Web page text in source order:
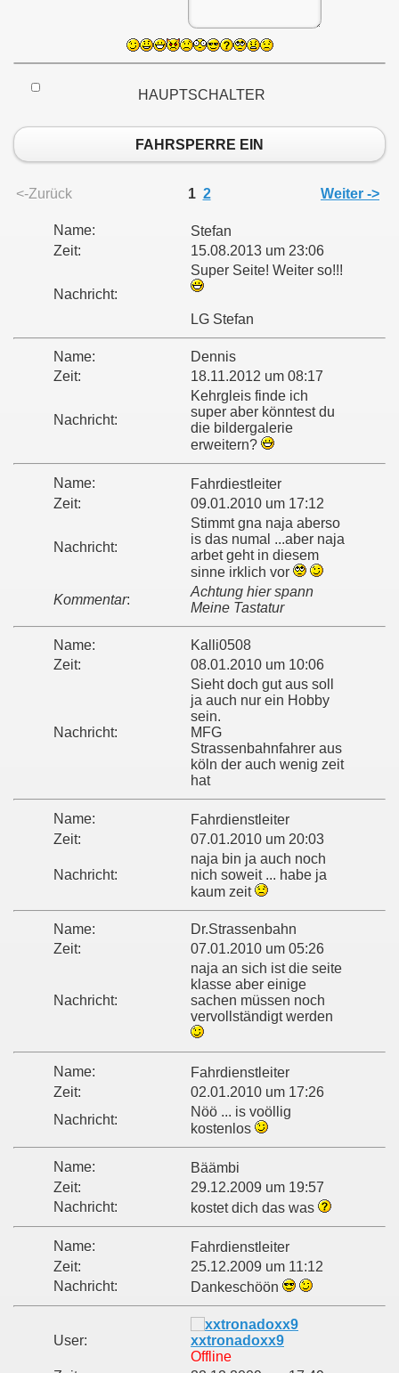
HAUPTSCHALTER
FAHRSPERRE EIN
<-Zurück 1 2 Weiter ->
Name:
Stefan
Zeit:
15.08.2013 um 23:06
Nachricht:
Super Seite! Weiter so!!!
LG Stefan
Name:
Dennis
Zeit:
18.11.2012 um 08:17
Nachricht:
Kehrgleis finde ich
super aber könntest du
die bildergalerie
erweitern?
Name:
Fahrdiestleiter
Zeit:
09.01.2010 um 17:12
Nachricht:
Stimmt gna naja aberso
is das numal ...aber naja
arbet geht in diesem
sinne irklich vor
Kommentar:
Achtung hier spann
Meine Tastatur
Name:
Kalli0508
Zeit:
08.01.2010 um 10:06
Nachricht:
Sieht doch gut aus soll
ja auch nur ein Hobby
sein.
MFG
Strassenbahnfahrer aus
köln der auch wenig zeit
hat
Name:
Fahrdienstleiter
Zeit:
07.01.2010 um 20:03
Nachricht:
naja bin ja auch noch
nich soweit ... habe ja
kaum zeit
Name:
Dr.Strassenbahn
Zeit:
07.01.2010 um 05:26
Nachricht:
naja an sich ist die seite
klasse aber einige
sachen müssen noch
vervollständigt werden
Name:
Fahrdienstleiter
Zeit:
02.01.2010 um 17:26
Nachricht:
Nöö ... is voöllig
kostenlos
Name:
Bäämbi
Zeit:
29.12.2009 um 19:57
Nachricht:
kostet dich das was
Name:
Fahrdienstleiter
Zeit:
25.12.2009 um 11:12
Nachricht:
Dankeschöön
User:
xxtronadoxx9
Offline